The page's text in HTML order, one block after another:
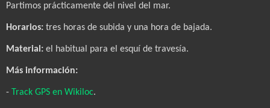
Partimos prácticamente del nivel del mar.
Horarios: tres horas de subida y una hora de bajada.
Material: el habitual para el esquí de travesía.
Más información:
- Track GPS en Wikiloc.